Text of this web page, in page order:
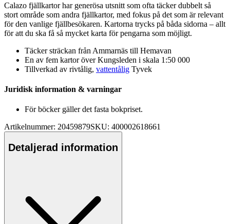
Calazo fjällkartor har generösa utsnitt som ofta täcker dubbelt så
stort område som andra fjällkartor, med fokus på det som är relevant
för den vanlige fjällbesökaren. Kartorna trycks på båda sidorna – allt
för att du ska få så mycket karta förpengarna som möjligt.
Täcker sträckan från Ammarnäs till Hemavan
En av fem kartor över Kungsleden i skala 1:50 000
Tillverkad av rivtålig, vattentålig Tyvek
Juridisk information & varningar
För böcker gäller det fasta bokpriset.
Artikelnummer: 20459879SKU: 400002618661
Detaljerad information